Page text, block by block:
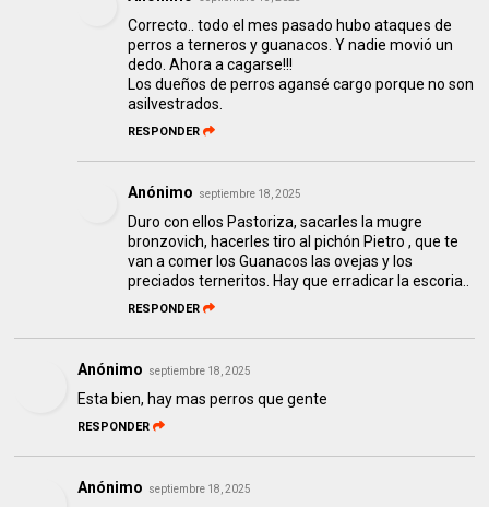
Correcto.. todo el mes pasado hubo ataques de
perros a terneros y guanacos. Y nadie movió un
dedo. Ahora a cagarse!!!
Los dueños de perros agansé cargo porque no son
asilvestrados.
RESPONDER
Anónimo septiembre 18, 2025
Duro con ellos Pastoriza, sacarles la mugre
bronzovich, hacerles tiro al pichón Pietro , que te
van a comer los Guanacos las ovejas y los
preciados terneritos. Hay que erradicar la escoria..
RESPONDER
Anónimo septiembre 18, 2025
Esta bien, hay mas perros que gente
RESPONDER
Anónimo septiembre 18, 2025